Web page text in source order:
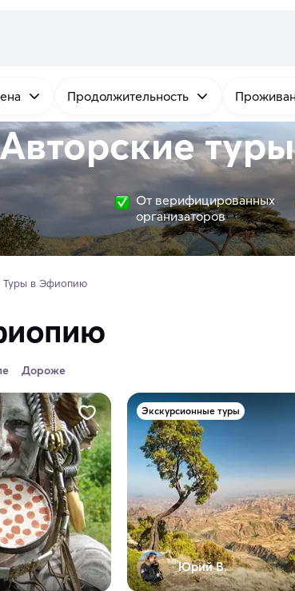
Продолжительность
Авторские
От верифицированных
организаторов
Туры в Эфиопию
Дороже
Экскурсионные туры
Юрий В.